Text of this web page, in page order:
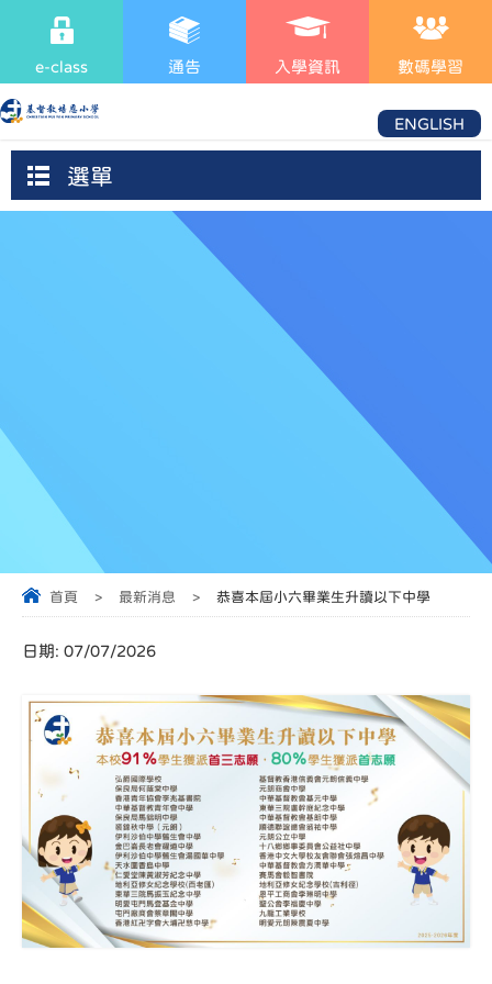
e-class 通告 入學資訊 數碼學習
ENGLISH
選單
首頁 > 最新消息 > 恭喜本屆小六畢業生升讀以下中學
日期: 07/07/2026